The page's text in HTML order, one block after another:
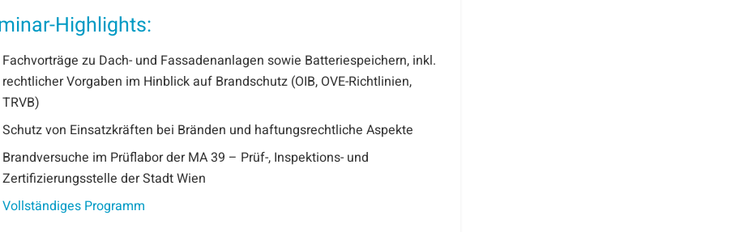
Highlights:
Fachvorträge zu Dach- und Fassadenanlagen sowie Batteriespeichern, inkl.
rechtlicher Vorgaben im Hinblick auf Brandschutz (OIB, OVE-Richtlinien,
TRVB)
Schutz von Einsatzkräften bei Bränden und haftungsrechtliche Aspekte
Brandversuche im Prüflabor der MA 39 – Prüf-, Inspektions- und
Zertifizierungsstelle der Stadt Wien
Vollständiges Programm